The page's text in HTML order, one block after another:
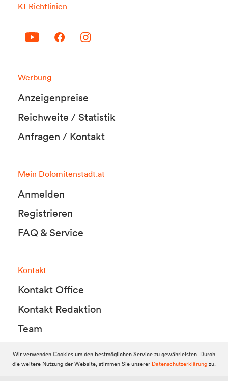
KI-Richtlinien
Werbung
Anzeigenpreise
Reichweite / Statistik
Anfragen / Kontakt
Mein Dolomitenstadt.at
Anmelden
Registrieren
FAQ & Service
Kontakt
Kontakt Office
Kontakt Redaktion
Team
© 2010-2026 Dolomitenstadt.at
Wir verwenden Cookies um den bestmöglichen Service zu gewährleisten. Durch
die weitere Nutzung der Website, stimmen Sie unserer Datenschutzerklärungzu.